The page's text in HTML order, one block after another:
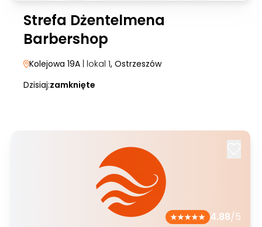
Strefa Dżentelmena
Barbershop
Kolejowa 19A | lokal 1, Ostrzeszów
Dzisiaj:zamknięte
4.88/5